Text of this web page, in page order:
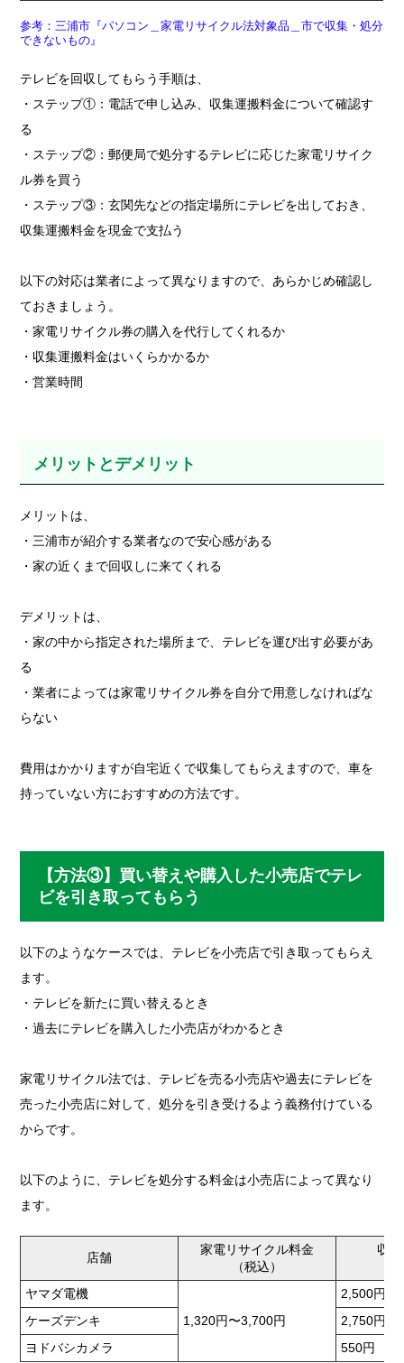
参考：三浦市『パソコン＿家電リサイクル法対象品＿市で収集・処分
できないもの』
テレビを回収してもらう手順は、
・ステップ①：電話で申し込み、収集運搬料金について確認す
る
・ステップ②：郵便局で処分するテレビに応じた家電リサイク
ル券を買う
・ステップ③：玄関先などの指定場所にテレビを出しておき、
収集運搬料金を現金で支払う
以下の対応は業者によって異なりますので、あらかじめ確認し
ておきましょう。
・家電リサイクル券の購入を代行してくれるか
・収集運搬料金はいくらかかるか
・営業時間
メリットとデメリット
メリットは、
・三浦市が紹介する業者なので安心感がある
・家の近くまで回収しに来てくれる
デメリットは、
・家の中から指定された場所まで、テレビを運び出す必要があ
る
・業者によっては家電リサイクル券を自分で用意しなければな
らない
費用はかかりますが自宅近くで収集してもらえますので、車を
持っていない方におすすめの方法です。
【方法③】買い替えや購入した小売店でテレ
ビを引き取ってもらう
以下のようなケースでは、テレビを小売店で引き取ってもらえ
ます。
・テレビを新たに買い替えるとき
・過去にテレビを購入した小売店がわかるとき
家電リサイクル法では、テレビを売る小売店や過去にテレビを
売った小売店に対して、処分を引き受けるよう義務付けている
からです。
以下のように、テレビを処分する料金は小売店によって異なり
ます。
店舗
家電リサイクル料金
（税込）
収
ヤマダ電機
1,320円〜3,700円
2,500円
ケーズデンキ
2,750円
ヨドバシカメラ
550円